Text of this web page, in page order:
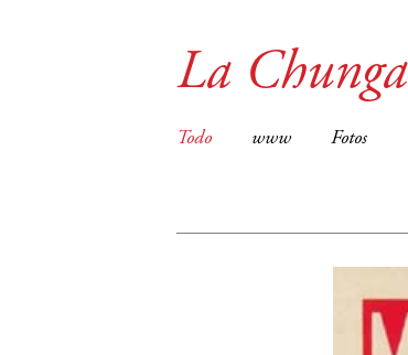
La Chunga
Todo www Fotos